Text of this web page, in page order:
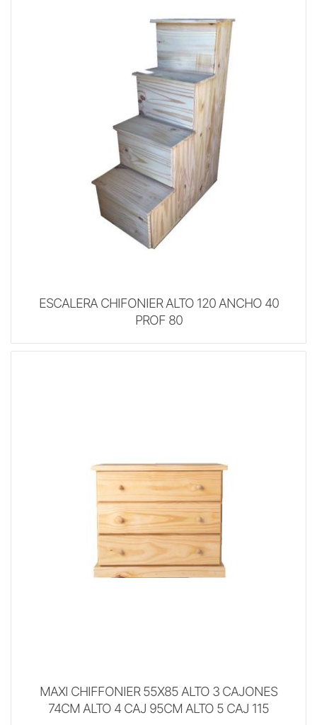
ESCALERA CHIFONIER ALTO 120 ANCHO 40
PROF 80
MAXI CHIFFONIER 55X85 ALTO 3 CAJONES
74CM ALTO 4 CAJ 95CM ALTO 5 CAJ 115